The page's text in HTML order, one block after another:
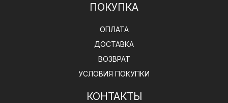
ПОКУПКА
ОПЛАТА
ДОСТАВКА
ВОЗВРАТ
УСЛОВИЯ ПОКУПКИ
КОНТАКТЫ